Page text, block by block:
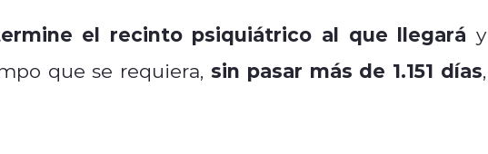
el recinto psiquiátrico al que llegará y
que se requiera, sin pasar más de 1.151 días,